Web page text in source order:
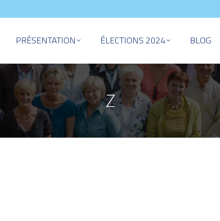
PRÉSENTATION ÉLECTIONS 2024 BLOG
Z